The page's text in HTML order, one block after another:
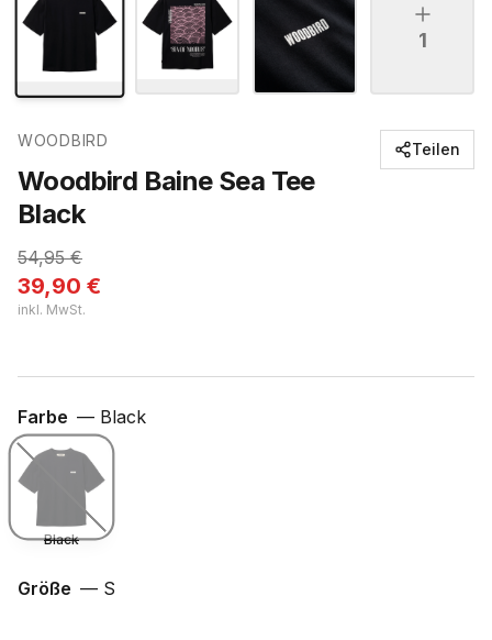
1
WOODBIRD
Woodbird Baine Sea Tee
Black
54,95€
39,90 €
inkl. MwSt.
Teilen
Farbe — Black
Black
Größe — S